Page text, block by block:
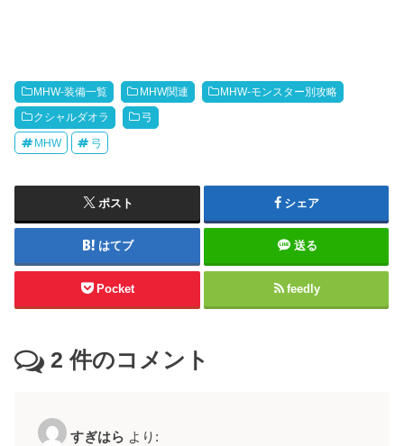
MHW-装備一覧 MHW関連 MHW-モンスター別攻略
クシャルダオラ 弓
MHW 弓
ポスト シェア
はてブ 送る
Pocket feedly
2 件のコメント
すぎはら より: